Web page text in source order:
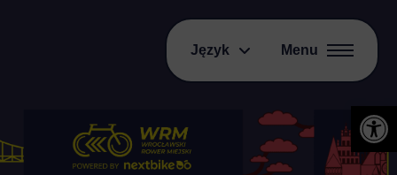
Język Menu